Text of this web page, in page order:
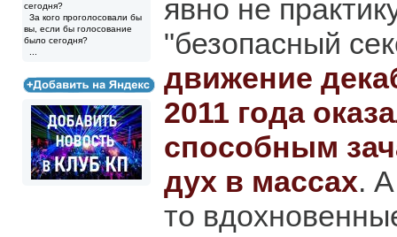
сегодня?
За кого проголосовали бы
вы, если бы голосование
было сегодня?
явно не
"безопасный
движение
2011 года
способным
дух в массах.
то